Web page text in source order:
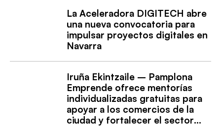
La Aceleradora DIGITECH abre
una nueva convocatoria para
impulsar proyectos digitales en
Navarra
Iruña Ekintzaile – Pamplona
Emprende ofrece mentorías
individualizadas gratuitas para
apoyar a los comercios de la
ciudad y fortalecer el sector